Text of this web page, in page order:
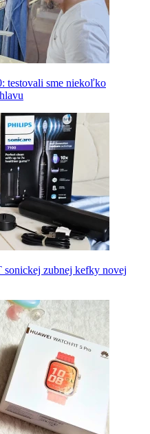
testovali sme niekoľko
sonickej zubnej kefky novej